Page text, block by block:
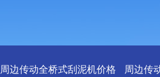
周边传动全桥式刮泥机价格 周边传